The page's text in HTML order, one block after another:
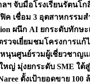
ฯ จับมือโรงเรียนรัตนโ
ค เชื่อม 3 อุตสาหกรร
ผนึก AI ยกระดับทัก
รวจเยี่ยมชมโครงการแ
หนุนศูนย์รวมผู้เชี่ยวช
หญ่ มุ่งยกระดับ SME ใ
ตั้งเป้ายอดขาย 100